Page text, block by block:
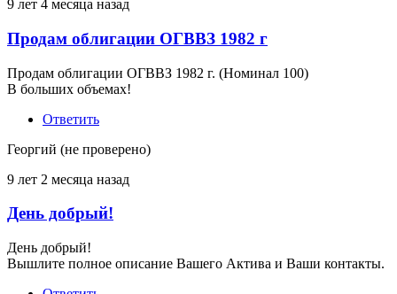
9 лет 4 месяца назад
Продам облигации ОГВВЗ 1982 г
Продам облигации ОГВВЗ 1982 г. (Номинал 100)
В больших объемах!
Ответить
Георгий (не проверено)
9 лет 2 месяца назад
Ответ
на
Продам
облигации
ОГВВЗ
День добрый!
День добрый!
Вышлите полное описание Вашего Актива и Ваши контакты.